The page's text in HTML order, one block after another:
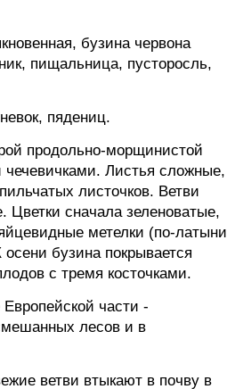
бузина червона
пищальница, пусторосль,
пядениц.
продольно-морщинистой
Листья сложные,
листочков. Ветви
сначала зеленоватые,
метелки (по-латыни
бузина покрывается
с тремя косточками.
части -
лесов и в
ветви втыкают в почву в